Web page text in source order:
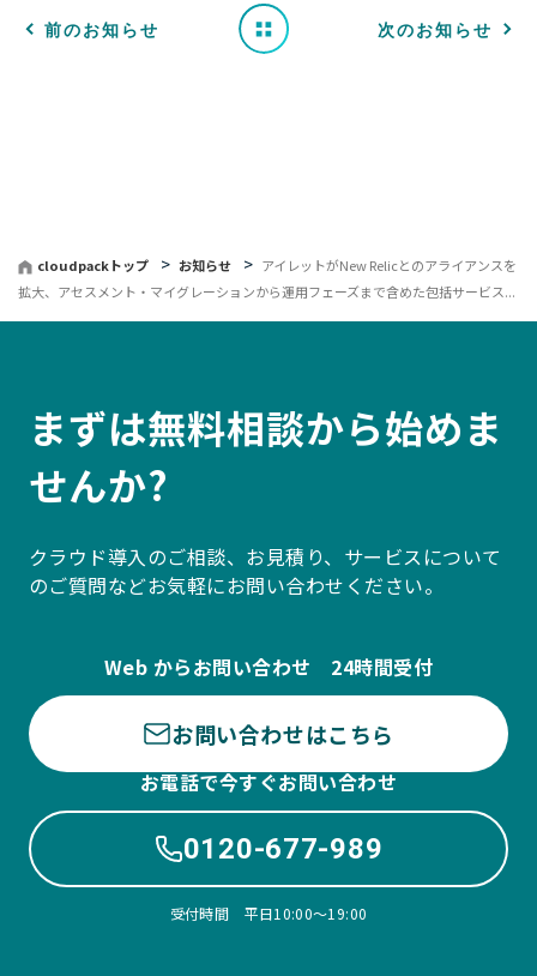
前のお知らせ 一 次のお知らせ
cloudpackトップ お知らせ
アイレットがNew Relicとのアライアンスを
拡大、アセスメント・マイグレーションから運用フェーズまで含めた包括サービス...
まずは無料相談から始めま
せんか?
クラウド導入のご相談、お見積り、サービスについて
のご質問などお気軽にお問い合わせください。
Web からお問い合わせ 24時間受付
お問い合わせはこちら
お電話で今すぐお問い合わせ
0120-677-989
受付時間 平日10:00〜19:00